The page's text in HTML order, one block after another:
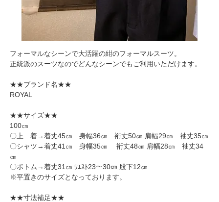
フォーマルなシーンで大活躍の紺のフォーマルスーツ。
正統派のスーツなのでどんなシーンでもご利用いただけます。
★★ブランド名★★
ROYAL
★★サイズ★★
100㎝
〇上 着→着丈45㎝ 身幅36㎝ 裄丈50㎝ 肩幅29㎝ 袖丈35㎝
〇シャツ→着丈41㎝ 身幅35㎝ 裄丈48㎝ 肩幅28㎝ 袖丈34
㎝
〇ボトム→着丈31㎝ ｳｴｽﾄ23～30㎝ 股下12㎝
※平置きのサイズとなっております。
★★寸法補足★★